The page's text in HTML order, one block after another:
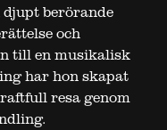
berörande
och
till en musikalisk
har hon skapat
resa genom